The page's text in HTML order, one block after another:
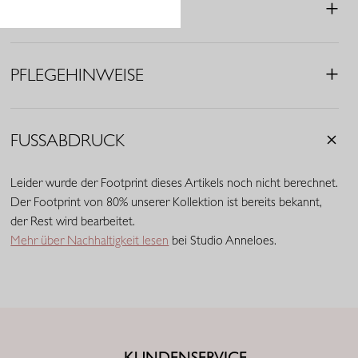
• Hergestellt aus Medium Travelstoff (75% Polyamid, 25%
Travelstoff ist ein komfortabler
derkaum knittert und lange
DerStoff trägt sich angenehm,verleiht ausreichendBodyund behält
PFLEGEHINWEISE
FUSSABDRUCK
Leider wurde der Footprint dieses Artikels noch nicht berechnet.
Der Footprint von 80% unserer Kollektion ist bereits bekannt,
der Rest wird bearbeitet.
Mehr über Nachhaltigkeit lesen bei Studio Anneloes.